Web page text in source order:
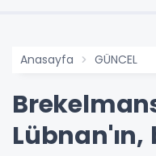
Anasayfa GÜNCEL